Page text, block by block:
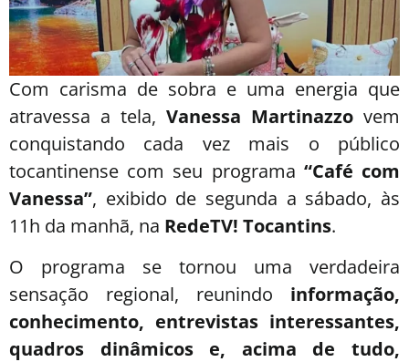
Com carisma de sobra e uma energia que
atravessa a tela, Vanessa Martinazzo vem
conquistando cada vez mais o público
tocantinense com seu programa “Café com
Vanessa”, exibido de segunda a sábado, às
11h da manhã, na RedeTV! Tocantins.
O programa se tornou uma verdadeira
sensação regional, reunindo informação,
conhecimento, entrevistas interessantes,
quadros dinâmicos e, acima de tudo,